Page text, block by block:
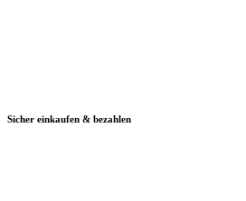
Sicher einkaufen & bezahlen